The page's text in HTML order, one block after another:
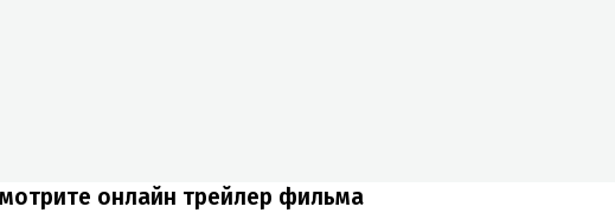
онлайн трейлер фильма